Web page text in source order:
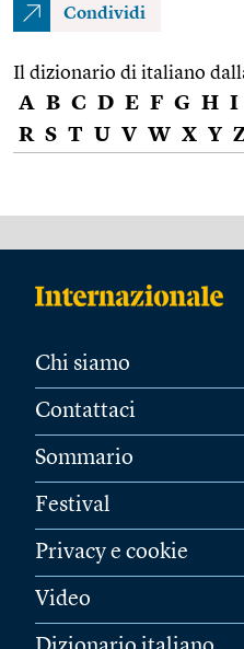
Condividi
Il dizionario di italiano
A B C D E F G H I
R S T U V W X Y
Chi siamo
Contattaci
Sommario
Festival
Privacy e cookie
Video